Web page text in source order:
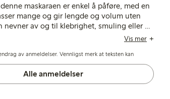
maskaraen er enkel å påføre, med en
mange og gir lengde og volum uten
nevner av og til klebrighet, smuling eller en
mens noen få påpeker at fargen kan avvike
Vis mer
av anmeldelser. Vennligst merk at teksten kan
Alle anmeldelser